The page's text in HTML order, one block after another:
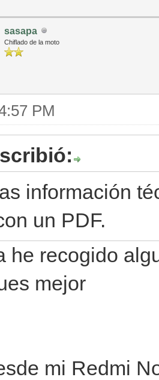
sasapa
Chiflado de la moto
PM
información
un PDF.
he recogido
mejor
mi Redmi